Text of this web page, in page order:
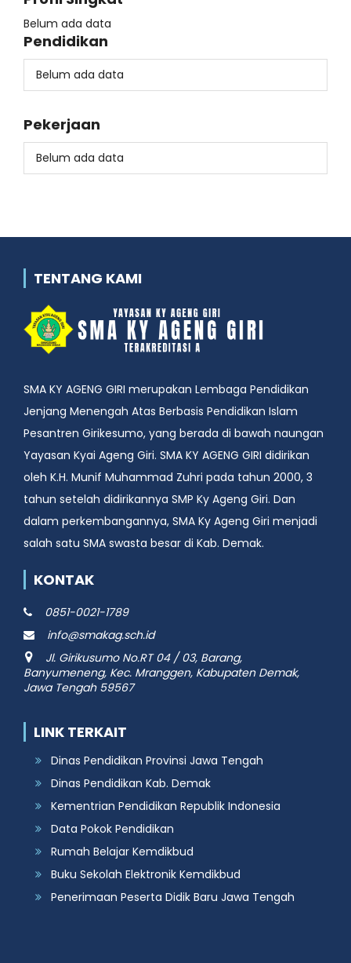
Belum ada data
Pendidikan
Belum ada data
Pekerjaan
Belum ada data
TENTANG KAMI
SMA KY AGENG GIRI merupakan Lembaga Pendidikan
Jenjang Menengah Atas Berbasis Pendidikan Islam
Pesantren Girikesumo, yang berada di bawah naungan
Yayasan Kyai Ageng Giri. SMA KY AGENG GIRI didirikan
oleh K.H. Munif Muhammad Zuhri pada tahun 2000, 3
tahun setelah didirikannya SMP Ky Ageng Giri. Dan
dalam perkembangannya, SMA Ky Ageng Giri menjadi
salah satu SMA swasta besar di Kab. Demak.
KONTAK
0851-0021-1789
info@smakag.sch.id
Jl. Girikusumo No.RT 04 / 03, Barang,
Banyumeneng, Kec. Mranggen, Kabupaten Demak,
Jawa Tengah 59567
LINK TERKAIT
Dinas Pendidikan Provinsi Jawa Tengah
Dinas Pendidikan Kab. Demak
Kementrian Pendidikan Republik Indonesia
Data Pokok Pendidikan
Rumah Belajar Kemdikbud
Buku Sekolah Elektronik Kemdikbud
Penerimaan Peserta Didik Baru Jawa Tengah